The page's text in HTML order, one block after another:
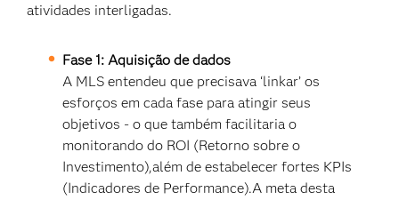
atividades interligadas.
Fase 1: Aquisição de dados
A MLS entendeu que precisava ‘linkar’ os
esforços em cada fase para atingir seus
objetivos - o que também facilitaria o
monitorando do ROI (Retorno sobre o
Investimento),além de estabelecer fortes KPIs
(Indicadores de Performance).A meta desta